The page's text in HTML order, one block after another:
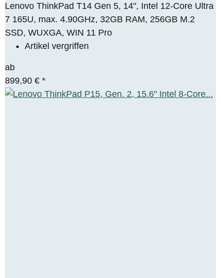
Lenovo ThinkPad T14 Gen 5, 14", Intel 12-Core Ultra
7 165U, max. 4.90GHz, 32GB RAM, 256GB M.2
SSD, WUXGA, WIN 11 Pro
Artikel vergriffen
ab
899,90 € *